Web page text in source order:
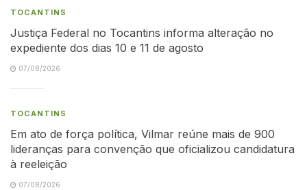
TOCANTINS
Justiça Federal no Tocantins informa alteração no
expediente dos dias 10 e 11 de agosto
07/08/2026
TOCANTINS
Em ato de força política, Vilmar reúne mais de 900
lideranças para convenção que oficializou candidatura
à reeleição
07/08/2026